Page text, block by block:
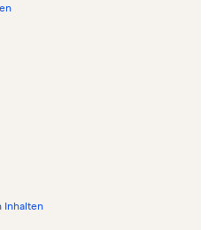
Inhalten